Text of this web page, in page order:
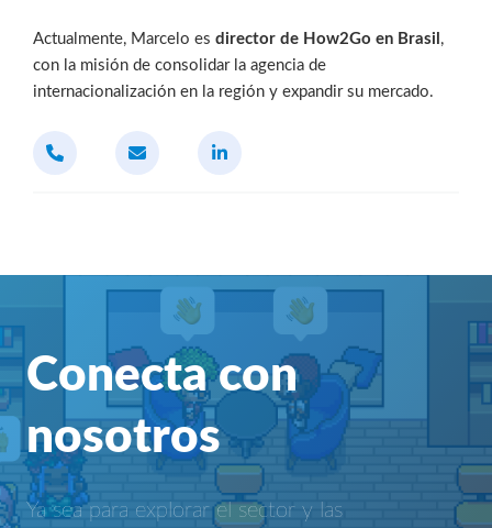
Actualmente, Marcelo es director de How2Go en Brasil ,
con la misión de consolidar la agencia de
internacionalización en la región y expandir su mercado.
Conecta con
nosotros
Ya sea para explorar el sector y las